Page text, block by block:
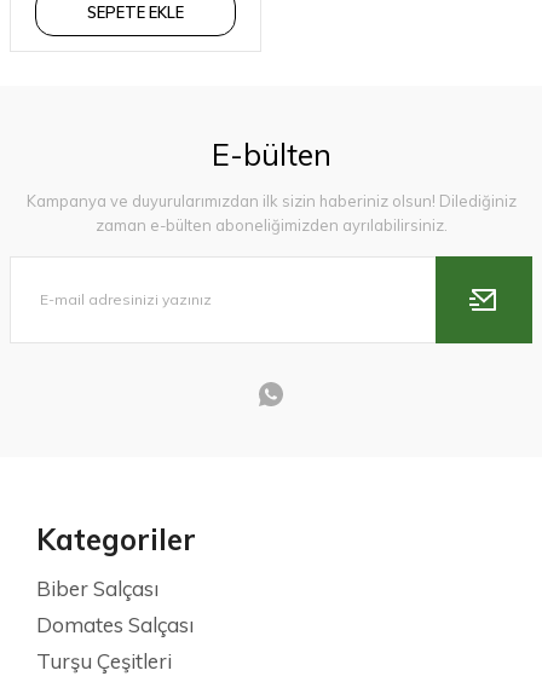
SEPETE EKLE
E-bülten
Kampanya ve duyurularımızdan ilk sizin haberiniz olsun! Dilediğiniz
zaman e-bülten aboneliğimizden ayrılabilirsiniz.
Kategoriler
Biber Salçası
Domates Salçası
Turşu Çeşitleri